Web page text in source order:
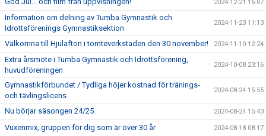
2024-12-21 16:07
Information om delning av Tumba Gymnastik och
Idrottsförenings Gymnastiksektion
2024-11-23 11:13
Välkomna till Hjulafton i tomteverkstaden den 30 november! 2024-11-10 12:24
Extra årsmöte i Tumba Gymnastik och Idrottsförening,
huvudföreningen
2024-10-08 23:16
Gymnastikförbundet / Tydliga höjer kostnad för tränings-
och tävlingslicens
2024-08-24 15:55
Nu börjar säsongen 24/25 2024-08-24 15:43
Vuxenmix, gruppen för dig som är över 30 år 2024-08-18 08:17